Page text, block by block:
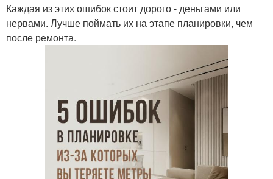
Каждая из этих ошибок стоит дорого - деньгами или
нервами. Лучше поймать их на этапе планировки, чем
после ремонта.